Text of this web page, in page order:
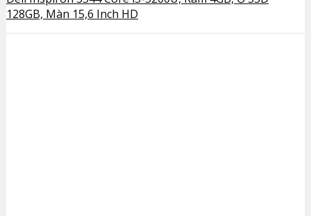
128GB, Màn 15,6 Inch HD